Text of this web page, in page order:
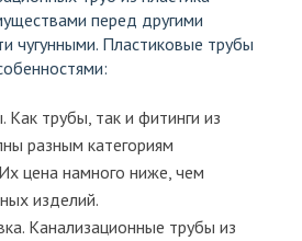
перед другими
чугунными. Пластиковые трубы
Как трубы, так и фитинги из
разным категориям
цена намного ниже, чем
изделий.
Канализационные трубы из